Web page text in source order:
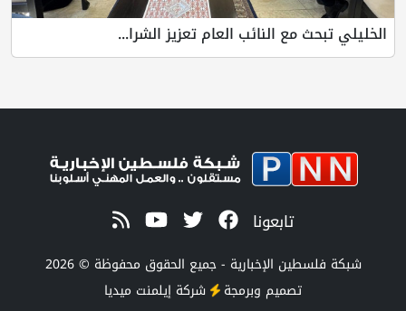
الخليلي تبحث مع النائب العام تعزيز الشرا...
تابعونا
شبكة فلسطين الإخبارية - جميع الحقوق محفوظة © 2026
تصميم وبرمجة شركة إيلمنت ميديا